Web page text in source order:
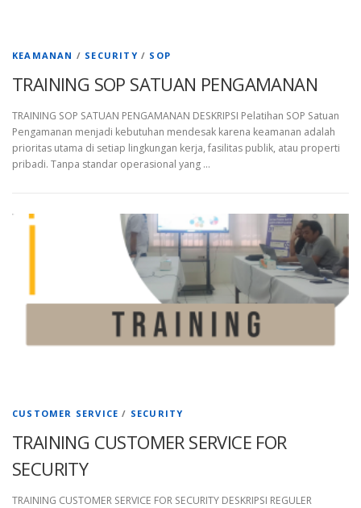
KEAMANAN / SECURITY / SOP
TRAINING SOP SATUAN PENGAMANAN
TRAINING SOP SATUAN PENGAMANAN DESKRIPSI Pelatihan SOP Satuan
Pengamanan menjadi kebutuhan mendesak karena keamanan adalah
prioritas utama di setiap lingkungan kerja, fasilitas publik, atau properti
pribadi. Tanpa standar operasional yang …
CUSTOMER SERVICE / SECURITY
TRAINING CUSTOMER SERVICE FOR
SECURITY
TRAINING CUSTOMER SERVICE FOR SECURITY DESKRIPSI REGULER